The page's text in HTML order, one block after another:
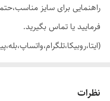
راهنمایی برای سایز
فرمایید یا تماس بگیرید.
نظرات